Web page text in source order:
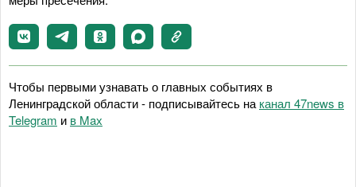
Чтобы первыми узнавать о главных событиях в
Ленинградской области - подписывайтесь на канал 47news в
Telegram и в Maх